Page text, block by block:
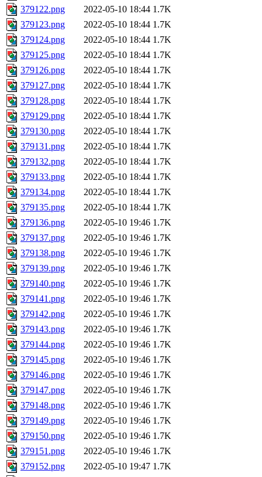
379122.png
2022-05-10 18:44 1.7K
379123.png
2022-05-10 18:44 1.7K
379124.png
2022-05-10 18:44 1.7K
379125.png
2022-05-10 18:44 1.7K
379126.png
2022-05-10 18:44 1.7K
379127.png
2022-05-10 18:44 1.7K
379128.png
2022-05-10 18:44 1.7K
379129.png
2022-05-10 18:44 1.7K
379130.png
2022-05-10 18:44 1.7K
379131.png
2022-05-10 18:44 1.7K
379132.png
2022-05-10 18:44 1.7K
379133.png
2022-05-10 18:44 1.7K
379134.png
2022-05-10 18:44 1.7K
379135.png
2022-05-10 18:44 1.7K
379136.png
2022-05-10 19:46 1.7K
379137.png
2022-05-10 19:46 1.7K
379138.png
2022-05-10 19:46 1.7K
379139.png
2022-05-10 19:46 1.7K
379140.png
2022-05-10 19:46 1.7K
379141.png
2022-05-10 19:46 1.7K
379142.png
2022-05-10 19:46 1.7K
379143.png
2022-05-10 19:46 1.7K
379144.png
2022-05-10 19:46 1.7K
379145.png
2022-05-10 19:46 1.7K
379146.png
2022-05-10 19:46 1.7K
379147.png
2022-05-10 19:46 1.7K
379148.png
2022-05-10 19:46 1.7K
379149.png
2022-05-10 19:46 1.7K
379150.png
2022-05-10 19:46 1.7K
379151.png
2022-05-10 19:46 1.7K
379152.png
2022-05-10 19:47 1.7K